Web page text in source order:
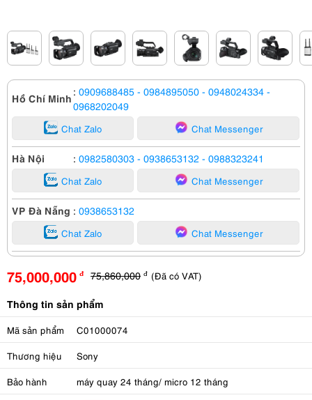
Hồ Chí Minh : 0909688485 - 0984895050 - 0948024334 -
0968202049
Chat Zalo Chat Messenger
Hà Nội : 0982580303 - 0938653132 - 0988323241
Chat Zalo Chat Messenger
VP Đà Nẵng : 0938653132
Chat Zalo Chat Messenger
75,000,000 đ 75,860,000 đ (Đã có VAT)
Thông tin sản phẩm
Mã sản phẩm C01000074
Thương hiệu Sony
Bảo hành máy quay 24 tháng/ micro 12 tháng